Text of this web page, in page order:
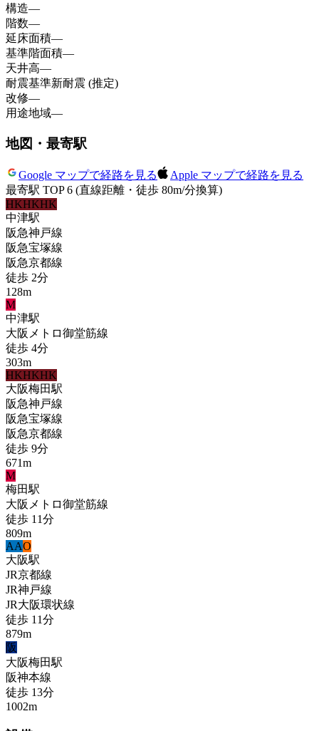
構造—
階数—
延床面積—
基準階面積—
天井高—
耐震基準新耐震 (推定)
改修—
用途地域—
地図・最寄駅
Google マップで経路を見る
Apple マップで経路を見る
最寄駅 TOP 6 (直線距離・徒歩 80m/分換算)
HKHKHK
中津駅
阪急神戸線
阪急宝塚線
阪急京都線
徒歩 2分
128m
M
中津駅
大阪メトロ御堂筋線
徒歩 4分
303m
HKHKHK
大阪梅田駅
阪急神戸線
阪急宝塚線
阪急京都線
徒歩 9分
671m
M
梅田駅
大阪メトロ御堂筋線
徒歩 11分
809m
AAO
大阪駅
JR京都線
JR神戸線
JR大阪環状線
徒歩 11分
879m
阪
大阪梅田駅
阪神本線
徒歩 13分
1002m